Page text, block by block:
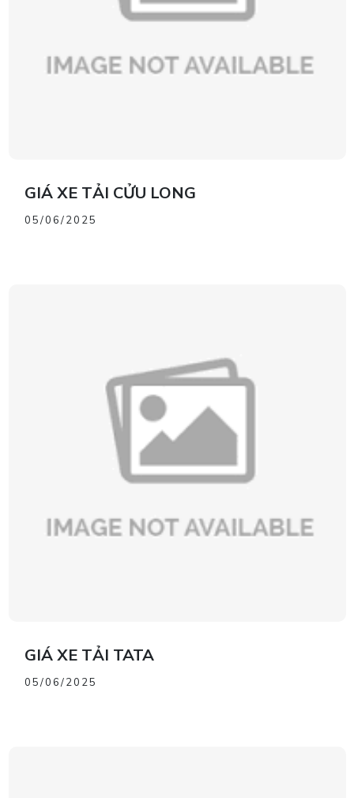
GIÁ XE TẢI CỬU LONG
05/06/2025
GIÁ XE TẢI TATA
05/06/2025